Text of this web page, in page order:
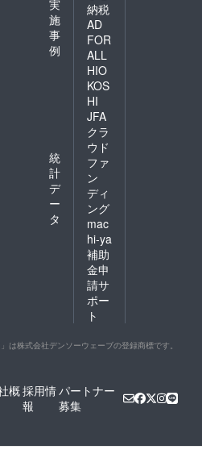
実
施
事
例
統
計
デ
ー
タ
納税
AD
FOR
ALL
HIO
KOS
HI
JFA
クラ
ウド
ファ
ン
ディ
ング
mac
hi-ya
補助
金申
請サ
ポー
ト
」は株式会社デンソーウェーブの登録商標です。
概採用情
報
パートナー
募集